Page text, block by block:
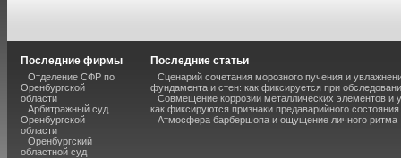
Последние фирмы
Отделение СФР по
Оренбургской
области
Арбитражный суд
Оренбургской
области
Оренбургский
областной суд
Последние статьи
Сценарий сочетания морозного пучения и
фундамента и стен: как фиксируется при
Совмещение коррозии металлических элементов и
как фиксируются признаки предаварийного состояния
Атмосфера барбершопа и ощущение личного ритма